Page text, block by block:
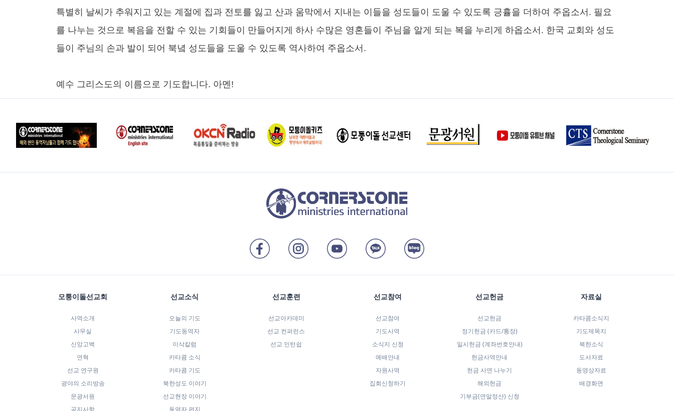
특별히 날씨가 추워지고 있는 계절에 집과 전토를 잃고 산과 움막에서 지내는 이들을 성도들이 도울 수 있도록 긍휼을 더하여 주옵소서. 필요
를 나누는 것으로 복음을 전할 수 있는 기회들이 만들어지게 하사 수많은 영혼들이 주님을 알게 되는 복을 누리게 하옵소서. 한국 교회와 성도
들이 주님의 손과 발이 되어 북녘 성도들을 도울 수 있도록 역사하여 주옵소서.
예수 그리스도의 이름으로 기도합니다. 아멘!
모퉁이돌선교회
사역소개
사무실
신앙고백
연혁
선교 연구원
광야의 소리방송
문광서원
공지사항
선교소식
오늘의 기도
기도동역자
이삭칼럼
카타콤 소식
카타콤 기도
북한성도 이야기
선교현장 이야기
동역자 편지
선교훈련
선교아카데미
선교 컨퍼런스
선교 인턴쉽
선교참여
선교참여
기도사역
소식지 신청
예배안내
자원사역
집회신청하기
선교헌금
선교헌금
정기헌금 (카드/통장)
일시헌금 (계좌번호안내)
헌금사역안내
헌금 사연 나누기
해외헌금
기부금(연말정산) 신청
자료실
카타콤소식지
기도제목지
북한소식
도서자료
동영상자료
배경화면